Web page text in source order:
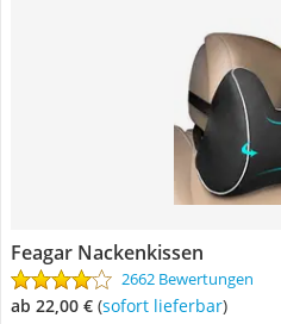
Feagar Nackenkissen
2662 Bewertungen
ab 22,00 € ( Sofort lieferbar)